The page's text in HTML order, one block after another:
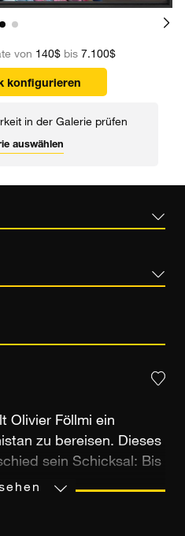
von 140$bis 7.100$
konfigurieren
in der Galerie prüfen
auswählen
Olivier Föllmi ein
zu bereisen. Dieses
sein Schicksal: Bis
schweizerische